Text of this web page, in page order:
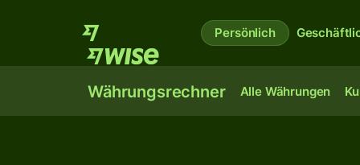
Persönlich
Währungsrechner Alle Währungen